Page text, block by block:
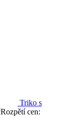
Triko s
Rozpětí cen: